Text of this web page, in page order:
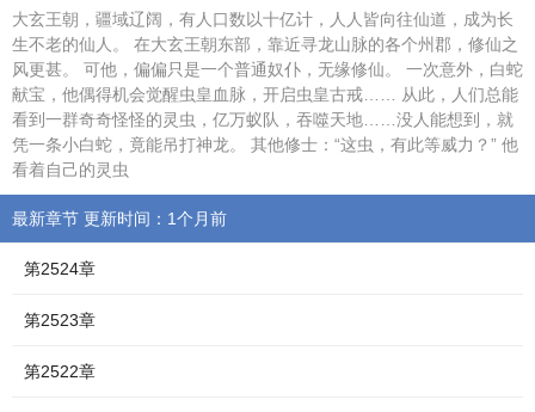
大玄王朝，疆域辽阔，有人口数以十亿计，人人皆向往仙道，成为长
生不老的仙人。 在大玄王朝东部，靠近寻龙山脉的各个州郡，修仙之
风更甚。 可他，偏偏只是一个普通奴仆，无缘修仙。 一次意外，白蛇
献宝，他偶得机会觉醒虫皇血脉，开启虫皇古戒…… 从此，人们总能
看到一群奇奇怪怪的灵虫，亿万蚁队，吞噬天地……没人能想到，就
凭一条小白蛇，竟能吊打神龙。 其他修士：“这虫，有此等威力？” 他
看着自己的灵虫
最新章节 更新时间：1个月前
第2524章
第2523章
第2522章